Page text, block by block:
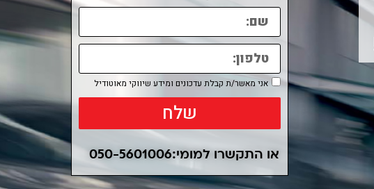
אני מאשר/ת קבלת עדכונים ומידע שיווקי מאוטודיל
שלח
או התקשרו למומי:050-5601006